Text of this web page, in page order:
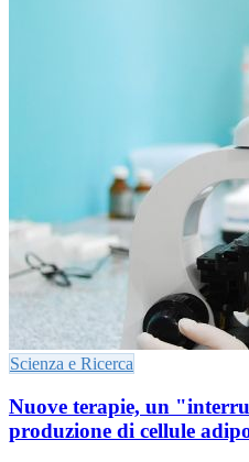
Scienza e Ricerca
Nuove terapie, un
produzione di cellule